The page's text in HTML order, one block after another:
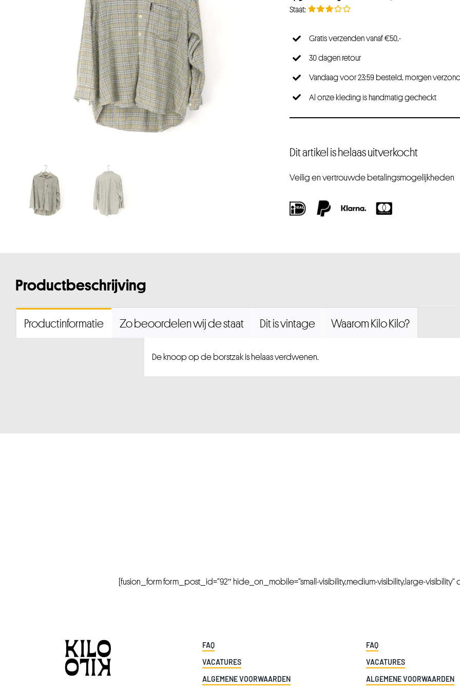
Gratis verzenden vanaf €50,-
30 dagen retour
Vandaag voor 23:59 besteld, morgen
Al onze kleding is handmatig gecheckt
Dit artikel is helaas uitverkocht
Veilig en vertrouwde betalingsmogelijkheden
Productbeschrijving
Productinformatie Zo beoordelen wij de staat Dit is vintage Waarom Kilo Kilo?
De knoop op de borstzak is helaas verdwenen.
[fusion_form form_post_id=”92″ hide_on_mobile=”small-visibility,medium-visibility,large-visibility”
FAQ
VACATURES
ALGEMENE VOORWAARDEN
FAQ
VACATURES
ALGEMENE VOORWAARDEN